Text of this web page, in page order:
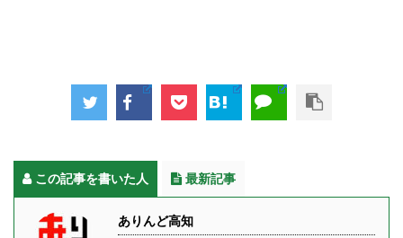
この記事を書いた人 最新記事
ありんど高知